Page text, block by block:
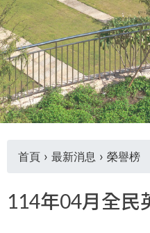
界
公
民。
WAGOR
TODAY
THE
WORLD
TOMORROW
YOU
THE
PATH
在
首頁 › 最新消息 › 榮譽榜
114年04月全民